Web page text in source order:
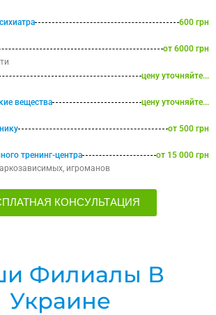
600 грн
от 6000 грн
цену уточняйте...
вещества цену уточняйте...
от 500 грн
тренинг-центра
от 15 000 грн
игроманов
КОНСУЛЬТАЦИЯ
Филиалы В
Украине